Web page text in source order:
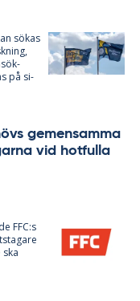
sö­kas
på si­
ge­men­sam­ma
vid hot­ful­la
FFC:s